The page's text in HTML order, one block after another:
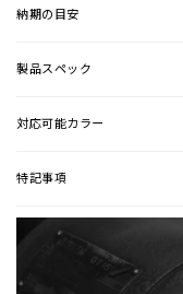
納期の目安
製品スペック
対応可能カラー
特記事項